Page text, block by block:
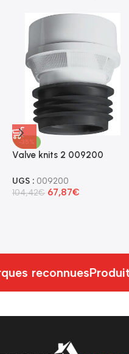
-35%
Valve knits 2 009200
UGS : 009200
104,42€ 67,87€
reconnues